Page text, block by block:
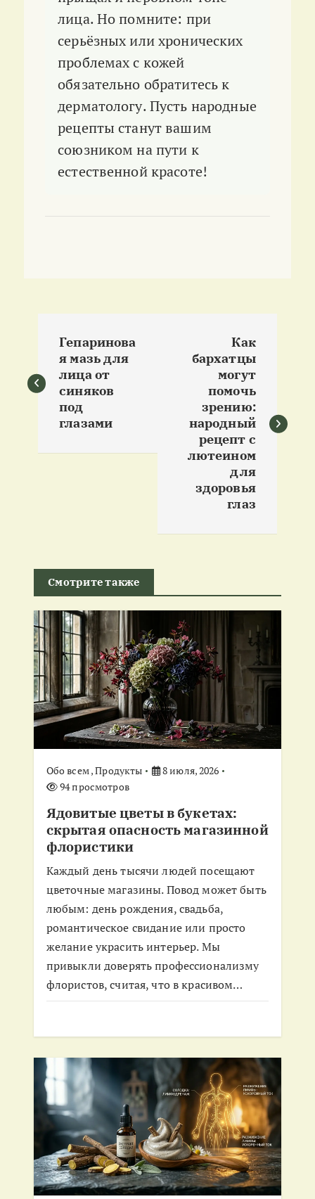
лица. Но помните: при
серьёзных или хронических
проблемах с кожей
обязательно обратитесь к
дерматологу. Пусть народные
рецепты станут вашим
союзником на пути к
естественной красоте!
а
в
и
я
п
о
з
а
Гепаринова
я мазь для
лица от
синяков
под
глазами
Как
бархатцы
могут
помочь
зрению:
народный
рецепт с
лютеином
для
здоровья
глаз
Смотрите также
Обо всем,Продукты
8 июля, 2026
94 просмотров
Ядовитые цветы в букетах:
скрытая опасность магазинной
флористики
Каждый день тысячи людей посещают
цветочные магазины. Повод может быть
любым: день рождения, свадьба,
романтическое свидание или просто
желание украсить интерьер. Мы
привыкли доверять профессионализму
флористов, считая, что в красивом…